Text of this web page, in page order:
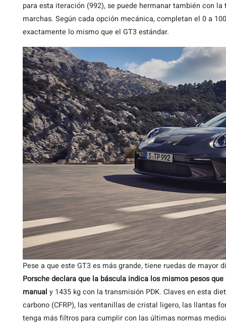
para esta iteración (992), se puede hermanar también con
marchas. Según cada opción mecánica, completan el 0 a
exactamente lo mismo que el GT3 estándar.
Pese a que este GT3 es más grande, tiene ruedas de mayor
Porsche declara que la báscula indica los mismos pesos
manual y 1435 kg con la transmisión PDK. Claves en esta
carbono (CFRP), las ventanillas de cristal ligero, las llantas
tenga más filtros para cumplir con las últimas normas